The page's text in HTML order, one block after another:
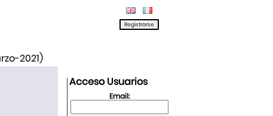
2021)
Acceso Usuarios
Email: